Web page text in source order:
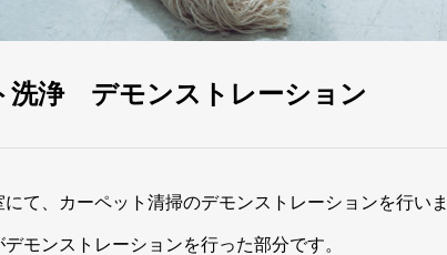
洗浄 デモンストレーション
にて、カーペット清掃のデモンストレーションを行いま
モンストレーションを行った部分です。